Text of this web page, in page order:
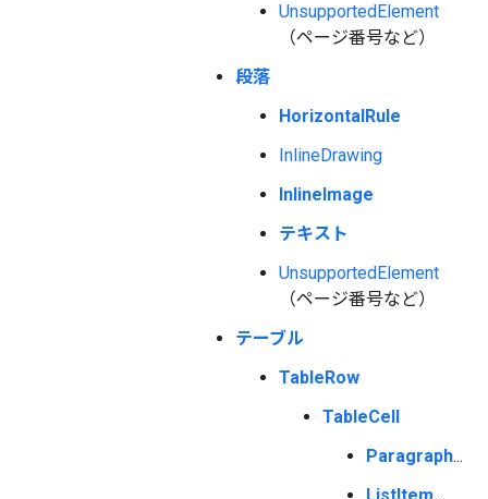
UnsupportedElement
（ページ番号など）
段落
HorizontalRule
InlineDrawing
InlineImage
テキスト
UnsupportedElement
（ページ番号など）
テーブル
TableRow
TableCell
Paragraph...